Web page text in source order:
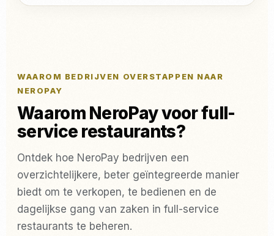
WAAROM BEDRIJVEN OVERSTAPPEN NAAR
NEROPAY
Waarom NeroPay voor full-
service restaurants?
Ontdek hoe NeroPay bedrijven een
overzichtelijkere, beter geïntegreerde manier
biedt om te verkopen, te bedienen en de
dagelijkse gang van zaken in full-service
restaurants te beheren.